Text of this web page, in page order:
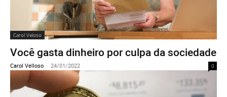
Carol Veloso
Você gasta dinheiro por culpa da sociedade
Carol Velloso - 24/01/2022 0